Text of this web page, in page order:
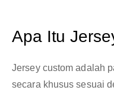
Apa Itu
Jersey custom adalah
secara khusus sesuai